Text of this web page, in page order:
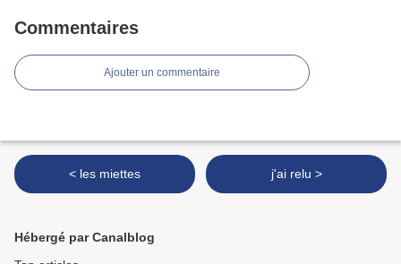
Commentaires
Ajouter un commentaire
< les miettes j'ai relu >
Hébergé par Canalblog